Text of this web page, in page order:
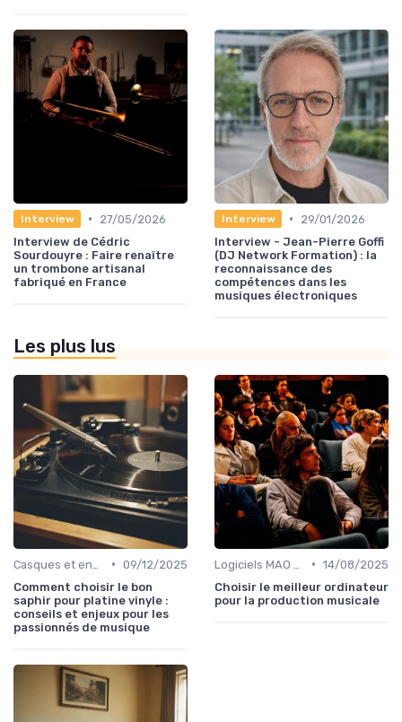
Interview •
27/05/2026
Interview de Cédric
Sourdouyre : Faire renaître
un trombone artisanal
fabriqué en France
Interview •
29/01/2026
Interview - Jean-Pierre Goffi
(DJ Network Formation) : la
reconnaissance des
compétences dans les
musiques électroniques
Les plus lus
• 09/12/2025
Comment choisir le bon
saphir pour platine vinyle :
conseils et enjeux pour les
passionnés de musique
• 14/08/2025
Choisir le meilleur ordinateur
pour la production musicale